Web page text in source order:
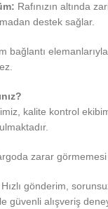
Rafınızın altında
destek sağlar.
bağlantı
kalite kontrol
zarar
Hızlı gönderim,
güvenli alışveriş